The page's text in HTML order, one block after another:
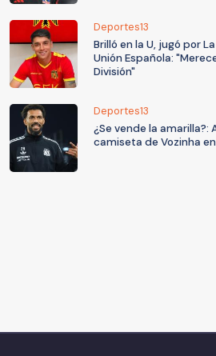
Deportes13
Brilló en la U, jugó por
Unión Española:
División"
Deportes13
¿Se vende la amarilla?:
camiseta de Vozinha